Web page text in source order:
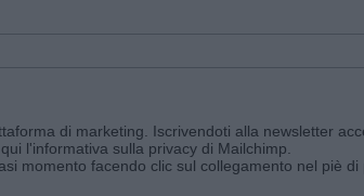
di marketing. Iscrivendoti alla newsletter
l'informativa sulla privacy di Mailchimp
momento facendo clic sul collegamento nel piè di